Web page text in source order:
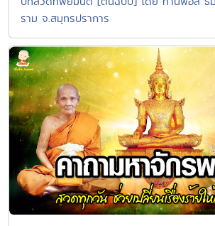
ราม จ.สมุทรปราการ